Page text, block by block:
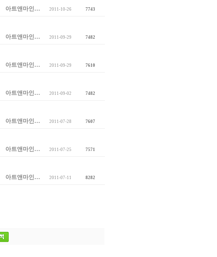
아트앤마인… 2011-10-26 7743
아트앤마인… 2011-09-29 7482
아트앤마인… 2011-09-29 7610
아트앤마인… 2011-09-02 7482
아트앤마인… 2011-07-28 7607
아트앤마인… 2011-07-25 7571
아트앤마인… 2011-07-11 8282